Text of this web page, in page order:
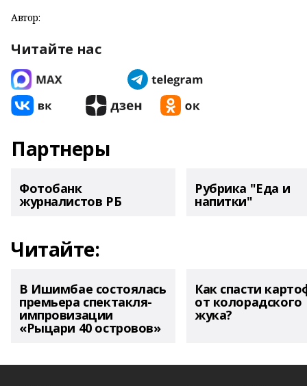
Автор:
Читайте нас
Партнеры
Фотобанк
журналистов РБ
Рубрика "Еда и
напитки"
Читайте:
В Ишимбае состоялась
премьера спектакля-
импровизации
«Рыцари 40 островов»
Как спасти
от колорадского
жука?